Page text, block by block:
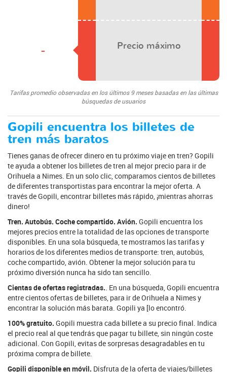
- Precio máximo
Tarifas promedio observadas en los últimos 9 meses basadas en las últimas
búsquedas de usuarios
Gopili encuentra los billetes de
tren más baratos
Tienes ganas de ofrecer dinero en tu próximo viaje en tren? Gopili
te ayuda a obtener los billetes de tren al mejor precio para ir de
Orihuela a Nimes. En un solo clic, comparamos cientos de billetes
de diferentes transportistas para encontrar la mejor oferta. A
través de Gopili, encontrar billetes más rápido, ¡mientras ahorras
dinero!
Tren. Autobús. Coche compartido. Avión. Gopili encuentra los
mejores precios entre la totalidad de las opciones de transporte
disponibles. En una sola búsqueda, te mostramos las tarifas y
horarios de los diferentes medios de transporte: tren, autobús,
coche compartido, avión. Obtener la mejor solución para tu
próximo diversión nunca ha sido tan sencillo.
Cientas de ofertas registradas. . En una búsqueda, Gopili encuentra
entre cientos ofertas de billetes, para ir de Orihuela a Nimes y
encontrar la solución más barata. Gopili ya [lo encontró.
100% gratuito. Gopili muestra cada billete a su precio final. Indica
el precio real al que tendrás que pagar tu billete, sin ningún coste
adicional. Con Gopili, evitas de sorpresas desagradables en tu
próxima compra de billete.
Gopili disponible en móvil. Disfruta de la oferta de viajes/billetes